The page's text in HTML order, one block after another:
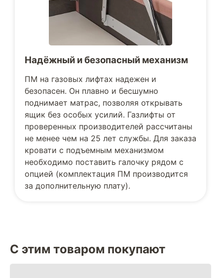
Надёжный и безопасный механизм
ПМ на газовых лифтах надежен и
безопасен. Он плавно и бесшумно
поднимает матрас, позволяя открывать
ящик без особых усилий. Газлифты от
проверенных производителей рассчитаны
не менее чем на 25 лет службы. Для заказа
кровати с подъемным механизмом
необходимо поставить галочку рядом с
опцией (комплектация ПМ производится
за дополнительную плату).
С этим товаром покупают